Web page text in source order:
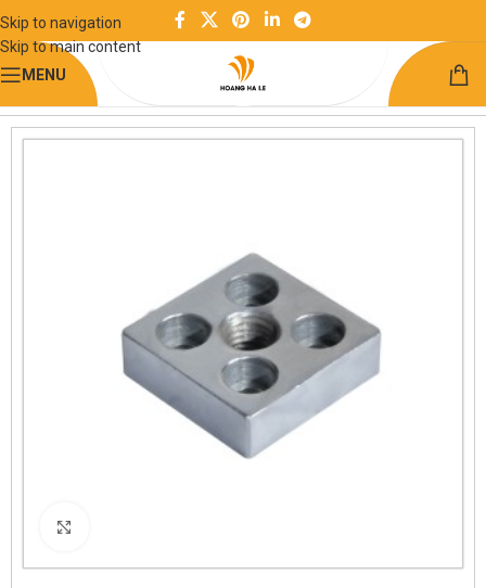
Skip to navigation
Skip to main content
MENU
Trang chủ
Thanh định hình và phụ kiện Nhôm định hình